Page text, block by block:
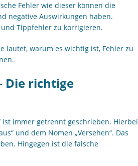
Fehler wie dieser können die
negative Auswirkungen haben.
Tippfehler zu korrigieren.
lautet, warum es wichtig ist, Fehler zu
Die richtige
ist immer getrennt geschrieben. Hierbei
und dem Nomen „Versehen“. Das
Hingegen ist die falsche